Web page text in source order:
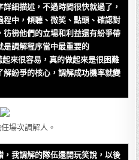
細描述，不過時間很快就過了，
中，傾聽、微笑、點頭、確認對
彿他們的立場和利益還有紛爭帶
是調解程序當中最重要的
來很容易，真的做起來是很困難
紛爭的核心，調解成功機率就變
場次調解人。
，我調解的隊伍還開玩笑說，以後